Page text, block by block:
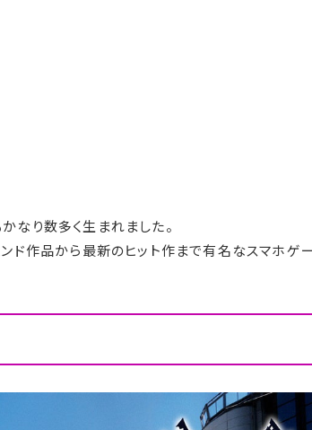
なり数多く生まれました。
ド作品から最新のヒット作まで有名なスマホゲ